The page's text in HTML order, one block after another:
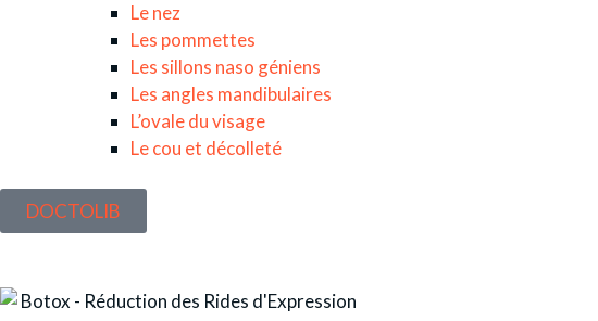
Le nez
Les pommettes
Les sillons naso géniens
Les angles mandibulaires
L’ovale du visage
Le cou et décolleté
DOCTOLIB